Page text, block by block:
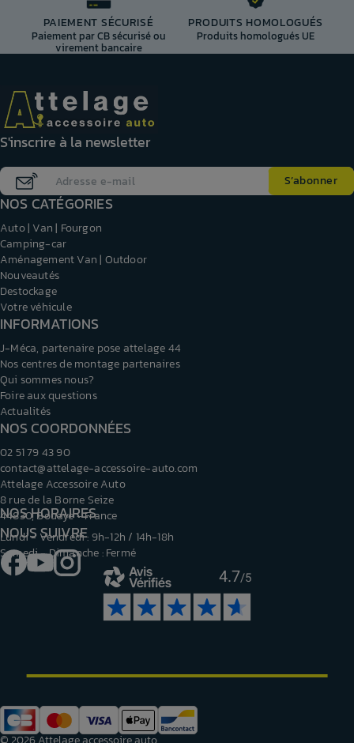
PAIEMENT SÉCURISÉ
Paiement par CB sécurisé ou
virement bancaire
PRODUITS HOMOLOGUÉS
Produits homologués UE
NOS CATÉGORIES
Auto | Van | Fourgon
Camping-car
Aménagement Van | Outdoor
Nouveautés
Destockage
Votre véhicule
INFORMATIONS
J-Méca, partenaire pose attelage 44
Nos centres de montage partenaires
Qui sommes nous?
Foire aux questions
Actualités
NOS COORDONNÉES
02 51 79 43 90
contact@attelage-accessoire-auto.com
Attelage Accessoire Auto
8 rue de la Borne Seize
44830, Bouaye - France
S'inscrire à la newsletter
NOUS SUIVRE
FacebookYouTubeInstagram
NOS HORAIRES
Lundi - Vendredi : 9h-12h / 14h-18h
Samedi - Dimanche : Fermé
4.7/5